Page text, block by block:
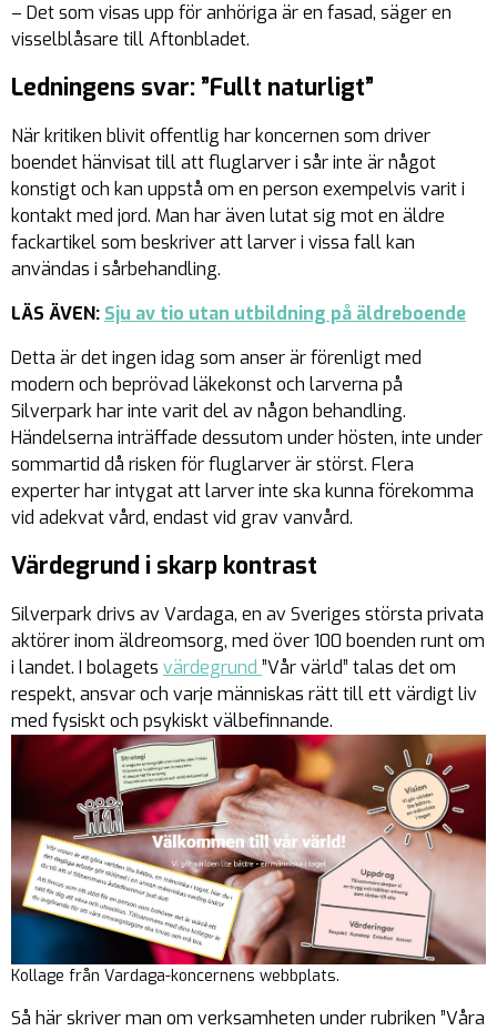
– Det som visas upp för anhöriga är en fasad, säger en
visselblåsare till Aftonbladet.
Ledningens svar: ”Fullt naturligt”
När kritiken blivit offentlig har koncernen som driver
boendet hänvisat till att fluglarver i sår inte är något
konstigt och kan uppstå om en person exempelvis varit i
kontakt med jord. Man har även lutat sig mot en äldre
fackartikel som beskriver att larver i vissa fall kan
användas i sårbehandling.
LÄS ÄVEN: Sju av tio utan utbildning på äldreboende
Detta är det ingen idag som anser är förenligt med
modern och beprövad läkekonst och larverna på
Silverpark har inte varit del av någon behandling.
Händelserna inträffade dessutom under hösten, inte under
sommartid då risken för fluglarver är störst. Flera
experter har intygat att larver inte ska kunna förekomma
vid adekvat vård, endast vid grav vanvård.
Värdegrund i skarp kontrast
Silverpark drivs av Vardaga, en av Sveriges största privata
aktörer inom äldreomsorg, med över 100 boenden runt om
i landet. I bolagets värdegrund ”Vår värld” talas det om
respekt, ansvar och varje människas rätt till ett värdigt liv
med fysiskt och psykiskt välbefinnande.
Kollage från Vardaga-koncernens webbplats.
Så här skriver man om verksamheten under rubriken ”Våra